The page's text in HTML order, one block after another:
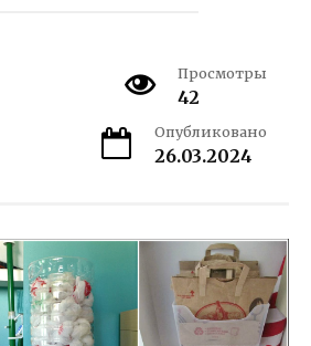
Просмотры
42
Опубликовано
26.03.2024